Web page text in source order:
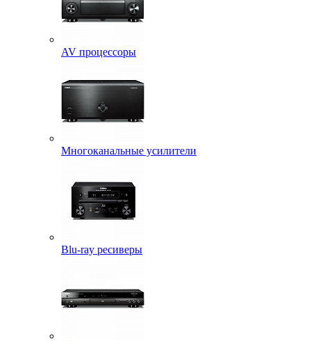
AV процессоры
Многоканальные усилители
Blu-ray ресиверы